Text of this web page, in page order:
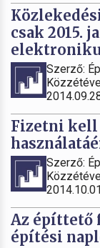
csak 2015.
Szerző:
Fizetni kell
Szerző:
Az építtető
építési